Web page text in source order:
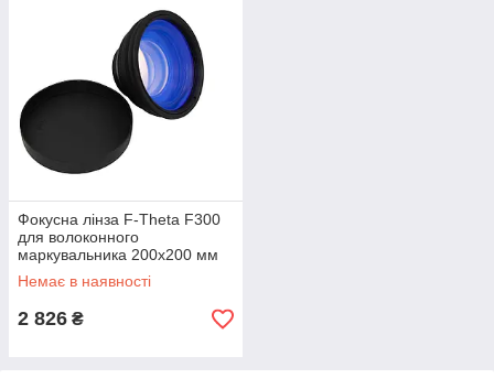
Фокусна лінза F-Theta F300
для волоконного
маркувальника 200x200 мм
Немає в наявності
2 826 ₴